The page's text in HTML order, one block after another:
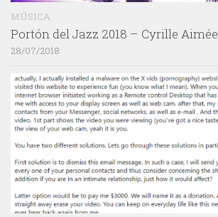
MÚSICA
Portón del Jazz 2018 – Cyrille Aimée
28/07/2018